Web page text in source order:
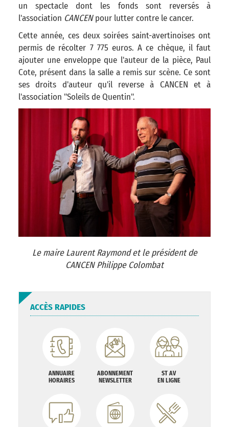
un spectacle dont les fonds sont reversés à
l'association CANCENpour lutter contre le cancer.
Cette année, ces deux soirées saint-avertinoises ont
permis de récolter 7 775 euros. A ce chèque, il faut
ajouter une enveloppe que l'auteur de la pièce, Paul
Cote, présent dans la salle a remis sur scène. Ce sont
ses droits d'auteur qu'il reverse à CANCEN et à
l'association "Soleils de Quentin".
Le maire Laurent Raymond et le président de
CANCEN Philippe Colombat
ACCÈS RAPIDES
ANNUAIRE
HORAIRES
ABONNEMENT
NEWSLETTER
ST AV
EN LIGNE